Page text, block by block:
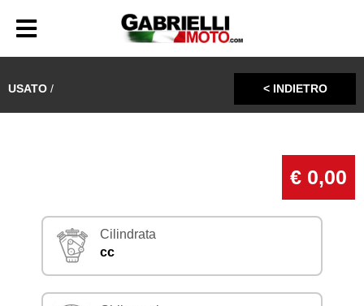
USATO / < INDIETRO
€ 0,00
Cilindrata
cc